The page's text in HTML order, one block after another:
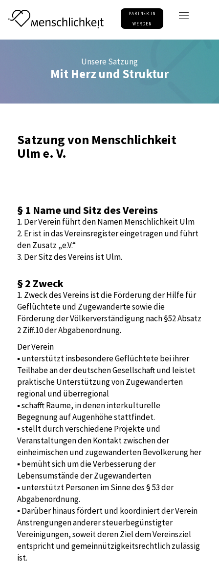
PARTNER:IN
WERDEN
Unsere Satzung
Mit Herz und Struktur
Satzung von Menschlichkeit
Ulm e. V.
§ 1 Name und Sitz des Vereins
1. Der Verein führt den Namen Menschlichkeit Ulm
2. Er ist in das Vereinsregister eingetragen und führt
den Zusatz „e.V.“
3. Der Sitz des Vereins ist Ulm.
§ 2 Zweck
1. Zweck des Vereins ist die Förderung der Hilfe für
Geflüchtete und Zugewanderte sowie die
Förderung der Völkerverständigung nach §52 Absatz
2 Ziff.10 der Abgabenordnung.
Der Verein
▪ unterstützt insbesondere Geflüchtete bei ihrer
Teilhabe an der deutschen Gesellschaft und leistet
praktische Unterstützung von Zugewanderten
regional und überregional
▪ schafft Räume, in denen interkulturelle
Begegnung auf Augenhöhe stattfindet.
▪ stellt durch verschiedene Projekte und
Veranstaltungen den Kontakt zwischen der
einheimischen und zugewanderten Bevölkerung her
▪ bemüht sich um die Verbesserung der
Lebensumstände der Zugewanderten
▪ unterstützt Personen im Sinne des § 53 der
Abgabenordnung.
▪ Darüber hinaus fördert und koordiniert der Verein
Anstrengungen anderer steuerbegünstigter
Vereinigungen, soweit deren Ziel dem Vereinsziel
entspricht und gemeinnützigkeitsrechtlich zulässig
ist.